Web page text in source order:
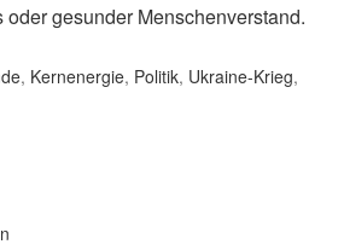
gesunder Menschenverstand.
, Kernenergie, Politik, Ukraine-Krieg,